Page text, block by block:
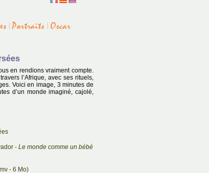
en rendions vraiment compte.
l’Afrique, avec ses rituels,
Voici en image, 3 minutes de
d’un monde imaginé, cajolé,
- Le monde comme un bébé
- 6 Mo)